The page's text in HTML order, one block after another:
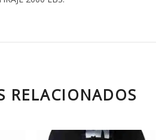
RELACIONADOS